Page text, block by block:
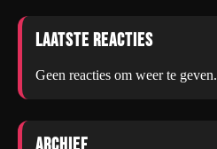
Laatste reacties
Geen reacties om weer te geven.